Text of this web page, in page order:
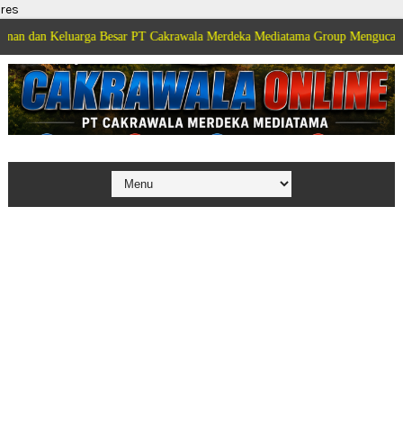
res
Besar PT Cakrawala Merdeka Mediatama Group Mengucapkan